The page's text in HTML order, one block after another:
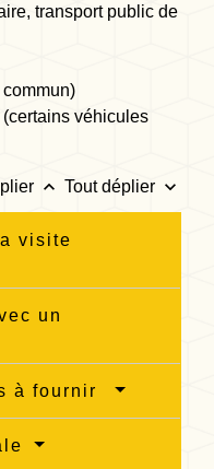
transport public de
(certains véhicules
keyboard_arrow_up Tout déplier keyboard_arrow_down
visite
un
à fournir